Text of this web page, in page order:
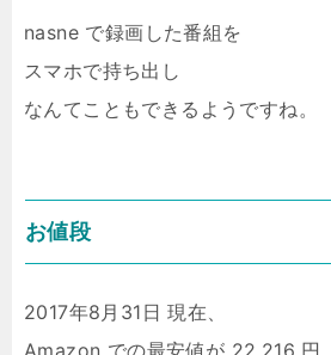
nasne で録画した番組を
スマホで持ち出し
なんてこともできるようですね。
お値段
2017年8月31日 現在、
Amazon での最安値が 22,216 円。